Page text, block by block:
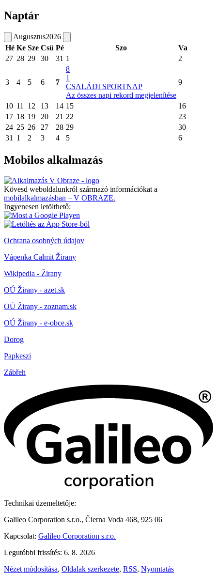
Naptár
Augusztus2026
Hé Ke Sze Csü Pé Szo
Va
27 28 29 30 31 1 2
3 4 5 6 7
8
1
CSALÁDI SPORTNAP
Az összes napi rekord megjelenítése
9
10 11 12 13 14 15
16
17 18 19 20 21 22
23
24 25 26 27 28 29
30
31
1 2 3 4 5 6
Mobilos alkalmazás
Kövesd weboldalunkról származó információkat a
mobilalkalmazásban – V OBRAZE.
Ingyenesen letölthető:
Ochrana osobných údajov
Vápenka Calmit Žirany
Wikipedia - Žirany
OÚ Žirany - azet.sk
OÚ Žirany - zoznam.sk
OÚ Žirany - e-obce.sk
Dorog
Papkeszi
Zábřeh
Technikai üzemeltetője:
Galileo Corporation s.r.o., Čierna Voda 468, 925 06
Kapcsolat: Galileo Corporation s.r.o.
Legutóbbi frissítés: 6. 8. 2026
Nézet módosítása, Oldalak szerkezete, RSS, Nyomtatás